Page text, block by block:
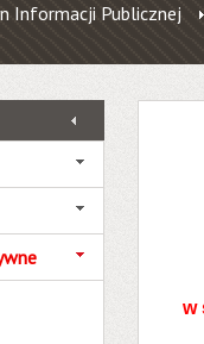
Informacji Publicznej
w